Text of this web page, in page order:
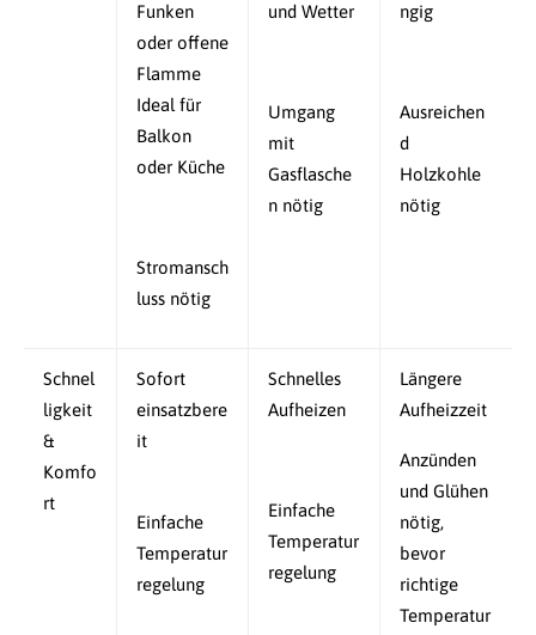
Funken
oder offene
Flamme
Ideal für
Balkon
oder Küche
Stromansch
luss nötig
und Wetter
Umgang
mit
Gasflasche
n nötig
ngig
Ausreichen
d
Holzkohle
nötig
Schnel
ligkeit
&
Komfo
rt
Sofort
einsatzbere
it
Einfache
Temperatur
regelung
Schnelles
Aufheizen
Einfache
Temperatur
regelung
Längere
Aufheizzeit
Anzünden
und Glühen
nötig,
bevor
richtige
Temperatur